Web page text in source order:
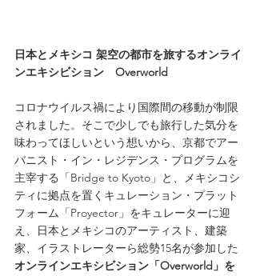
日本とメキシコ 架空の都市を旅するオンライ
ンエキシビション　Overworld
コロナウイルス禍により国際間の移動が制限
されました。そこで少しでも旅行した気分を
味わってほしいという想いから、京都でアー
バニスト・イン・レジデンス・プログラムを
主宰する「Bridge to Kyoto」と、メキシコシ
ティに拠点を置くキュレーション・プラット
フォーム「Proyector」をキュレーターに迎
え、日本とメキシコのアーティスト、建築
家、イラストレーターら総勢15名が参加した
オンラインエキシビション「Overworld」を